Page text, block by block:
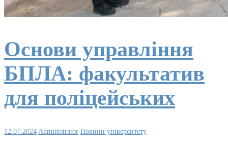
Основи управління
БПЛА: факультатив
для поліцейських
12.07.2024 Administrator Новини університету